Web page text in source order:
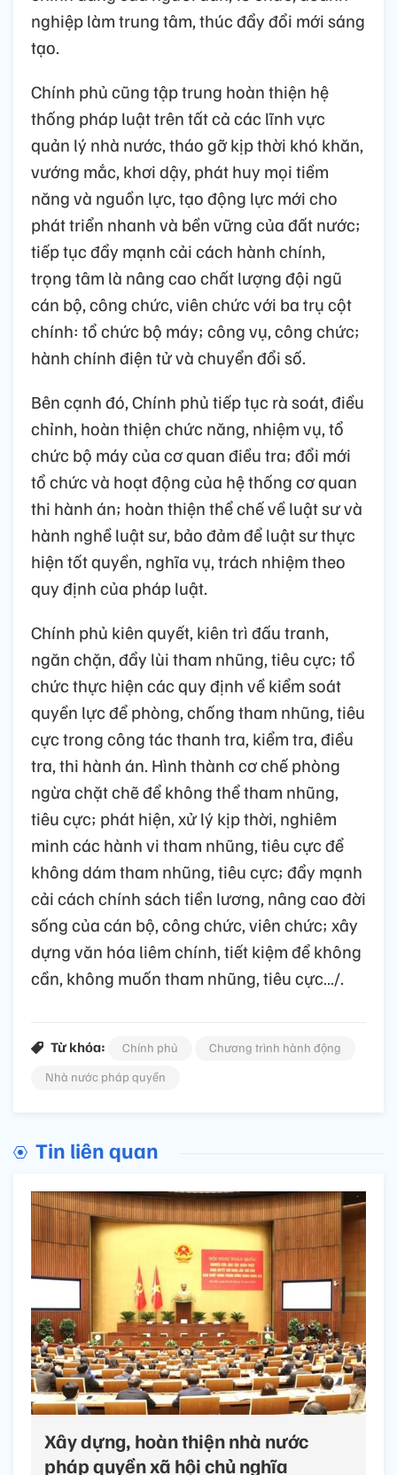
nghiệp làm trung tâm, thúc đẩy đổi mới sáng
tạo.
Chính phủ cũng tập trung hoàn thiện hệ
thống pháp luật trên tất cả các lĩnh vực
quản lý nhà nước, tháo gỡ kịp thời khó khăn,
vướng mắc, khơi dậy, phát huy mọi tiềm
năng và nguồn lực, tạo động lực mới cho
phát triển nhanh và bền vững của đất nước;
tiếp tục đẩy mạnh cải cách hành chính,
trọng tâm là nâng cao chất lượng đội ngũ
cán bộ, công chức, viên chức với ba trụ cột
chính: tổ chức bộ máy; công vụ, công chức;
hành chính điện tử và chuyển đổi số.
Bên cạnh đó, Chính phủ tiếp tục rà soát, điều
chỉnh, hoàn thiện chức năng, nhiệm vụ, tổ
chức bộ máy của cơ quan điều tra; đổi mới
tổ chức và hoạt động của hệ thống cơ quan
thi hành án; hoàn thiện thể chế về luật sư và
hành nghề luật sư, bảo đảm để luật sư thực
hiện tốt quyền, nghĩa vụ, trách nhiệm theo
quy định của pháp luật.
Chính phủ kiên quyết, kiên trì đấu tranh,
ngăn chặn, đẩy lùi tham nhũng, tiêu cực; tổ
chức thực hiện các quy định về kiểm soát
quyền lực để phòng, chống tham nhũng, tiêu
cực trong công tác thanh tra, kiểm tra, điều
tra, thi hành án. Hình thành cơ chế phòng
ngừa chặt chẽ để không thể tham nhũng,
tiêu cực; phát hiện, xử lý kịp thời, nghiêm
minh các hành vi tham nhũng, tiêu cực để
không dám tham nhũng, tiêu cực; đẩy mạnh
cải cách chính sách tiền lương, nâng cao đời
sống của cán bộ, công chức, viên chức; xây
dựng văn hóa liêm chính, tiết kiệm để không
cần, không muốn tham nhũng, tiêu cực…/.
Từ khóa: Chính phủ
Chương trình hành động
Nhà nước pháp quyền
Tin liên quan
Xây dựng, hoàn thiện nhà nước
pháp quyền xã hội chủ nghĩa